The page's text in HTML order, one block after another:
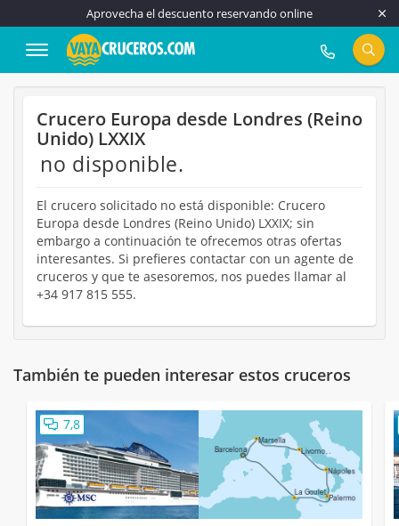
Aprovecha el descuento reservando online
917 815 555
Crucero Europa desde Londres (Reino
Unido) LXXIX
no disponible.
El crucero solicitado no está disponible: Crucero
Europa desde Londres (Reino Unido) LXXIX; sin
embargo a continuación te ofrecemos otras ofertas
interesantes. Si prefieres contactar con un agente de
cruceros y que te asesoremos, nos puedes llamar al
+34 917 815 555.
También te pueden interesar estos cruceros
7,8